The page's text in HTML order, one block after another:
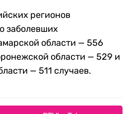
регионов
заболевших
области — 556
области — 529 и
— 511 случаев.